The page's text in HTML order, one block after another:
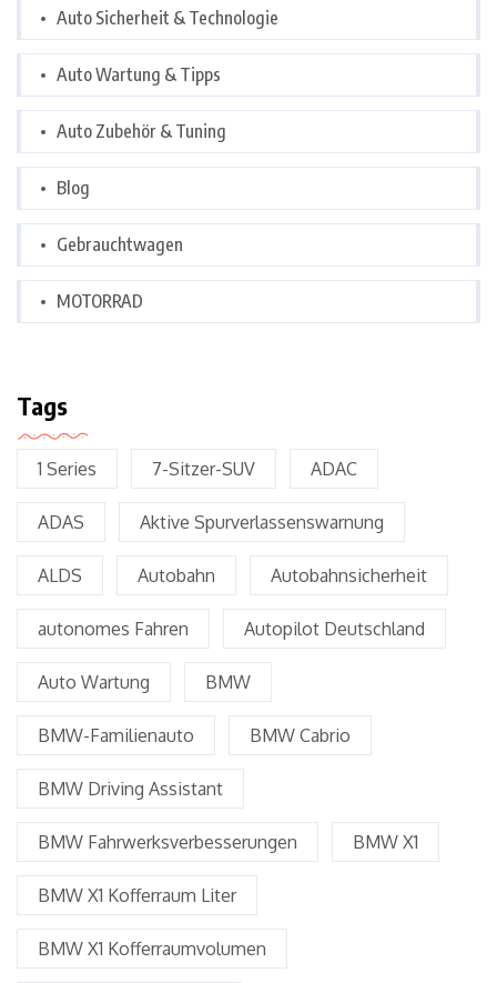
Auto Sicherheit & Technologie
Auto Wartung & Tipps
Auto Zubehör & Tuning
Blog
Gebrauchtwagen
MOTORRAD
Tags
1 Series 7-Sitzer-SUV ADAC
ADAS Aktive Spurverlassenswarnung
ALDS Autobahn Autobahnsicherheit
autonomes Fahren Autopilot Deutschland
Auto Wartung BMW
BMW-Familienauto BMW Cabrio
BMW Driving Assistant
BMW Fahrwerksverbesserungen BMW X1
BMW X1 Kofferraum Liter
BMW X1 Kofferraumvolumen